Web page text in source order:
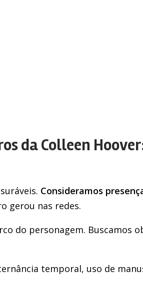
da Colleen
Consideramos
gerou nas redes.
do personagem. Buscamos
temporal, uso de